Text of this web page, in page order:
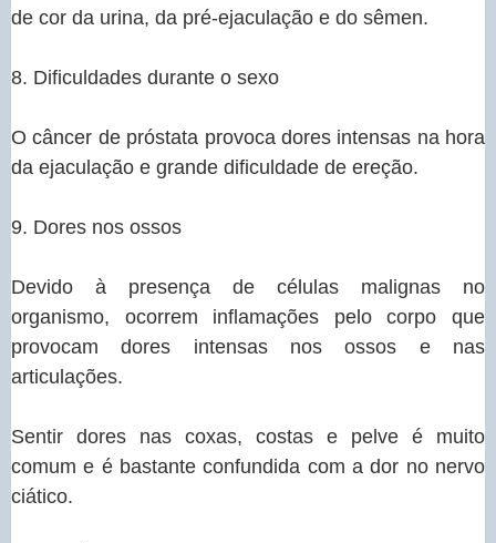
de cor da urina, da pré-ejaculação e do sêmen.
8. Dificuldades durante o sexo
O câncer de próstata provoca dores intensas na hora
da ejaculação e grande dificuldade de ereção.
9. Dores nos ossos
Devido à presença de células malignas no
organismo, ocorrem inflamações pelo corpo que
provocam dores intensas nos ossos e nas
articulações.
Sentir dores nas coxas, costas e pelve é muito
comum e é bastante confundida com a dor no nervo
ciático.